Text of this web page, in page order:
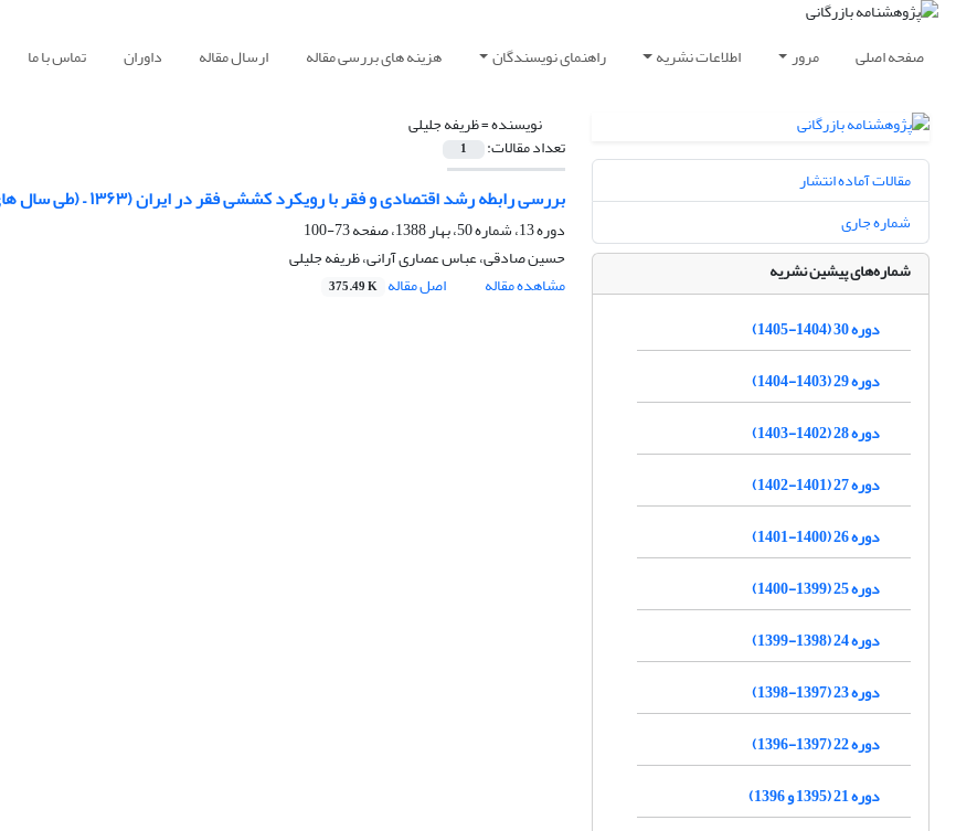
صفحه اصلی مرور اطلاعات نشریه راهنمای نویسندگان هزینه های بررسی مقاله ارسال مقاله داوران تماس با ما
نویسنده =ظریفه جلیلی
تعداد مقالات: 1
بررسی رابطه رشد اقتصادی و فقر با رویکرد کششی فقر در ایران (۱۳۶۳ – (طی سال های ۱۳۸
دوره 13، شماره 50، بهار 1388، صفحه
73-100
حسین صادقی، عباس عصاری آرانی، ظریفه جلیلی
مشاهده مقاله
اصل مقاله 375.49 K
مقالات آماده انتشار
شماره جاری
شماره‌های پیشین نشریه
دوره 30 (1404-1405)
دوره 29 (1403-1404)
دوره 28 (1402-1403)
دوره 27 (1401-1402)
دوره 26 (1400-1401)
دوره 25 (1399-1400)
دوره 24 (1398-1399)
دوره 23 (1397-1398)
دوره 22 (1397-1396)
دوره 21 (1395 و 1396)